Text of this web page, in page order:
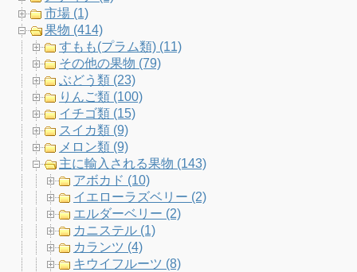
o
k a
m
C
e
市場 (1)
果物 (414)
すもも(プラム類) (11)
その他の果物 (79)
ぶどう類 (23)
りんご類 (100)
イチゴ類 (15)
スイカ類 (9)
メロン類 (9)
主に輸入される果物 (143)
アボカド (10)
イエローラズベリー (2)
エルダーベリー (2)
カニステル (1)
カランツ (4)
キウイフルーツ (8)